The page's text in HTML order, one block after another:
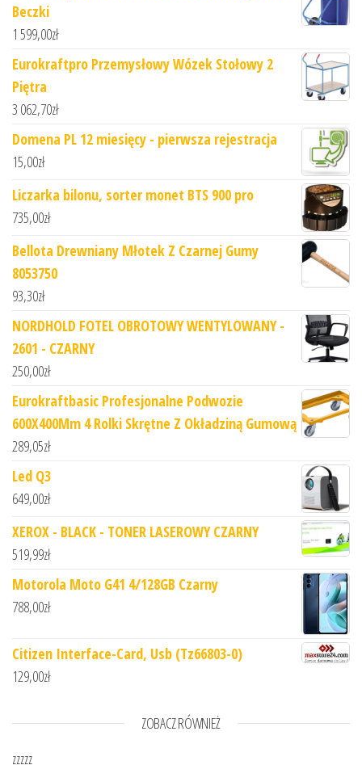
Beczki
1 599,00zł
Eurokraftpro Przemysłowy Wózek Stołowy 2
Piętra
3 062,70zł
Domena PL 12 miesięcy - pierwsza rejestracja
15,00zł
Liczarka bilonu, sorter monet BTS 900 pro
735,00zł
Bellota Drewniany Młotek Z Czarnej Gumy
8053750
93,30zł
NORDHOLD FOTEL OBROTOWY WENTYLOWANY -
2601 - CZARNY
250,00zł
Eurokraftbasic Profesjonalne Podwozie
600X400Mm 4 Rolki Skrętne Z Okładziną Gumową
289,05zł
Led Q3
649,00zł
XEROX - BLACK - TONER LASEROWY CZARNY
519,99zł
Motorola Moto G41 4/128GB Czarny
788,00zł
Citizen Interface-Card, Usb (Tz66803-0)
129,00zł
ZOBACZ RÓWNIEŻ
zzzzz